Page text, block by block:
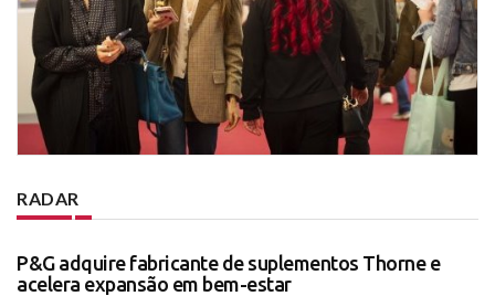
RADAR
P&G adquire fabricante de suplementos Thorne e
acelera expansão em bem-estar